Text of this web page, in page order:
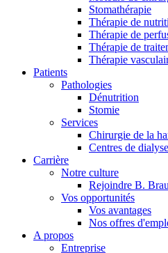
Pôle d’innovation
Stimulons ensemble
médicale. Apprenez-en plus
présentez votre idée.
En dialogue avec B. Braun.
Stomathérapie
Thérapie de
Thérapie de
Thérapie de
Thérapie
Patients
Pathologies
Dénutrition
Stomie
Services
Chirurgie de la
Centres de dialyse
Carrière
Notre culture
Rejoindre B.
Vos opportunités
Vos avantages
Nos offres
A propos
Entreprise